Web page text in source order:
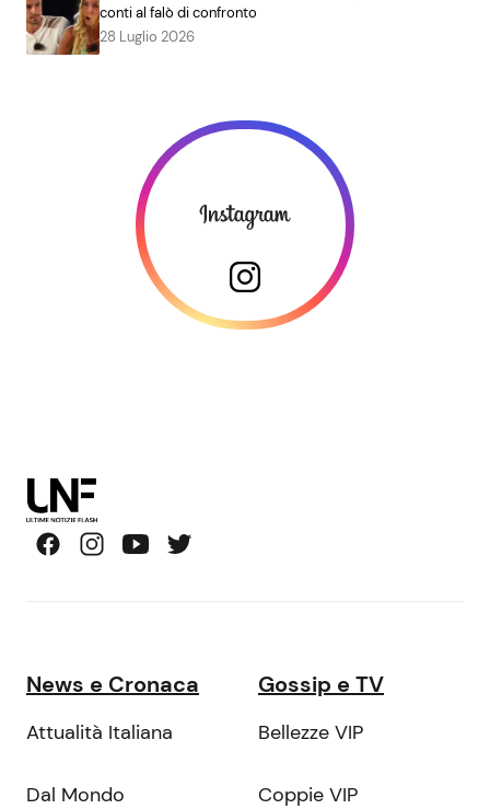
conti al falò di confronto
28 Luglio 2026
News e Cronaca
Attualità Italiana
Dal Mondo
Gossip e TV
Bellezze VIP
Coppie VIP